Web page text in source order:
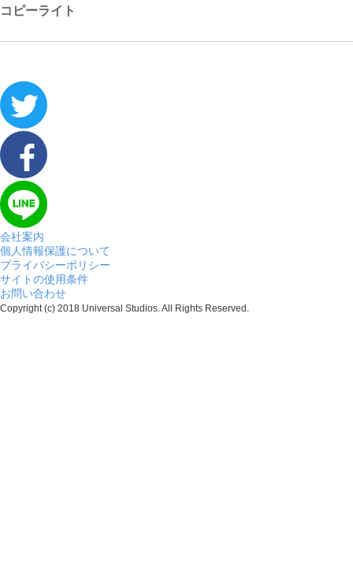
コピーライト
会社案内
個人情報保護について
プライバシーポリシー
サイトの使用条件
お問い合わせ
Copyright (c) 2018 Universal Studios. All Rights Reserved.